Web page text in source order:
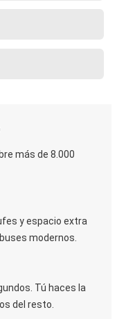
más de 8.000
y espacio extra
modernos.
Tú haces la
del resto.